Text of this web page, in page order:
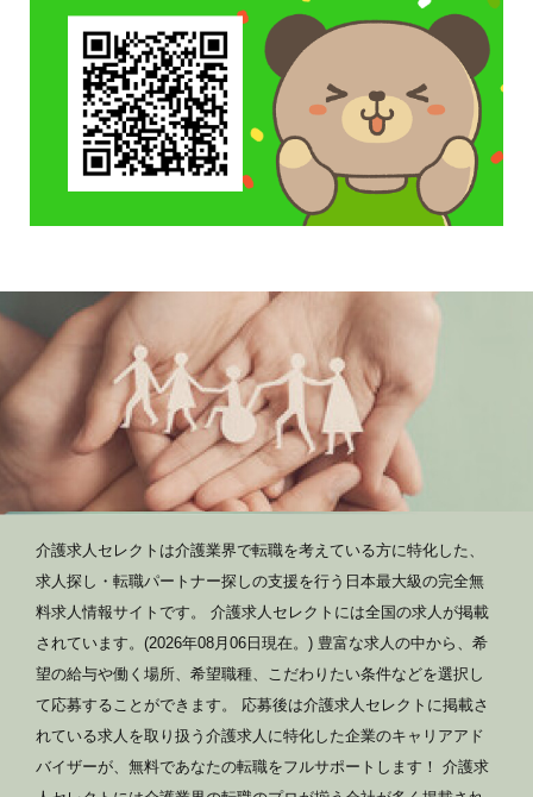
介護求人セレクトは介護業界で転職を考えている方に特化した、
求人探し・転職パートナー探しの支援を行う日本最大級の完全無
料求人情報サイトです。 介護求人セレクトには全国の求人が掲載
されています。(2026年08月06日現在。) 豊富な求人の中から、希
望の給与や働く場所、希望職種、こだわりたい条件などを選択し
て応募することができます。 応募後は介護求人セレクトに掲載さ
れている求人を取り扱う介護求人に特化した企業のキャリアアド
バイザーが、無料であなたの転職をフルサポートします！ 介護求